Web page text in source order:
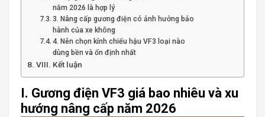
năm 2026 là hợp lý
3. Nâng cấp gương điện có ảnh hưởng bảo
hành của xe không
4. Nên chọn kính chiếu hậu VF3 loại nào
dùng bền và ổn định nhất
VIII. Kết luận
I. Gương điện VF3 giá bao nhiêu và xu
hướng nâng cấp năm 2026